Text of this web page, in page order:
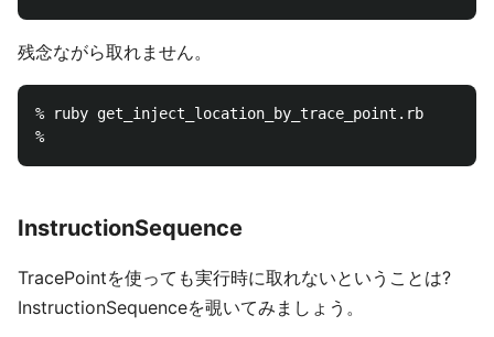
残念ながら取れません。
% ruby get_inject_location_by_trace_point.rb
InstructionSequence
TracePointを使っても実行時に取れないということは?
InstructionSequenceを覗いてみましょう。